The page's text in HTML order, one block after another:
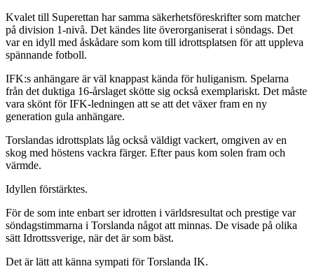
Kvalet till Superettan har samma säkerhetsföreskrifter som matcher
på division 1-nivå. Det kändes lite överorganiserat i söndags. Det
var en idyll med åskådare som kom till idrottsplatsen för att uppleva
spännande fotboll.
IFK:s anhängare är väl knappast kända för huliganism. Spelarna
från det duktiga 16-årslaget skötte sig också exemplariskt. Det måste
vara skönt för IFK-ledningen att se att det växer fram en ny
generation gula anhängare.
Torslandas idrottsplats låg också väldigt vackert, omgiven av en
skog med höstens vackra färger. Efter paus kom solen fram och
värmde.
Idyllen förstärktes.
För de som inte enbart ser idrotten i världsresultat och prestige var
söndagstimmarna i Torslanda något att minnas. De visade på olika
sätt Idrottssverige, när det är som bäst.
Det är lätt att känna sympati för Torslanda IK.